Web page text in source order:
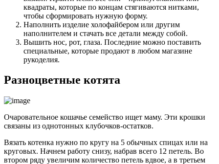
квадраты, которые по концам стягиваются нитками,
чтобы сформировать нужную форму.
Наполнить изделие холофайбером или другим
наполнителем и стачать все детали между собой.
Вышить нос, рот, глаза. Последние можно поставить
специальные, которые продают в любом магазине
рукоделия.
Разноцветные котята
Очаровательное кошачье семейство ищет маму. Эти крошки
связаны из однотонных клубочков-остатков.
Вязать котенка нужно по кругу на 5 обычных спицах или на
круговых. Начнем работу снизу, набрав всего 12 петель. Во
втором ряду увеличим количество петель вдвое, а в третьем